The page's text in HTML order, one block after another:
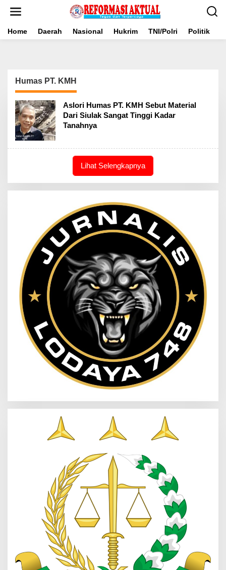
Home Daerah Nasional Hukrim TNI/Polri Politik
Humas PT. KMH
Aslori Humas PT. KMH Sebut Material
Dari Siulak Sangat Tinggi Kadar
Tanahnya
Lihat Selengkapnya